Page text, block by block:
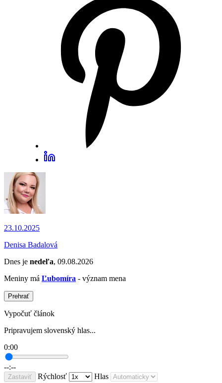
23.10.2025
Denisa Badalová
Dnes je nedeľa, 09.08.2026
Meniny má Ľubomíra - význam mena
Prehrať
Vypočuť článok
Pripravujem slovenský hlas...
0:00
--:--
Zastaviť Rýchlosť Hlas